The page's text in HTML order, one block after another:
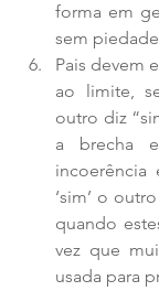
forma em
sem
Pais devem
ao limite,
outro diz
a brecha
incoerência
‘sim’ o
quando
vez que